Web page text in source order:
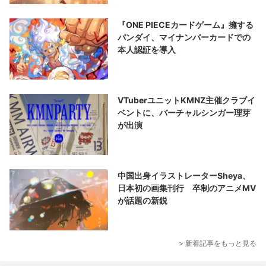
『ONE PIECEカードゲーム』擁する
バンダイ、マイナンバーカードでの
本人認証を導入
VTuberユニットKMNZ主催クラブイ
ベントに、バーチャルシンガー理芽
が出演
中国出身イラストレーターSheya、
日本初の画集刊行 卒制のアニメMV
が話題の新鋭
> 新着記事をもっと見る